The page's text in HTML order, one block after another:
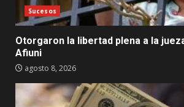
Sucesos
Otorgaron la libertad plena a la
Afiuni
agosto 8, 2026